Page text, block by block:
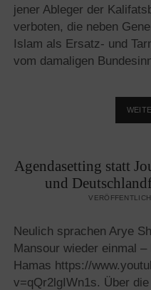
jener Ableger der
verboten, die neben
Islam als Ersatz- und
vom damaligen
Agendasetting statt
und
Neulich sprachen Arye
Mansour wieder einmal
Hamas https://
v=qQr2lgIWn1s. Über